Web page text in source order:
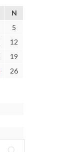
N
5
12
19
26